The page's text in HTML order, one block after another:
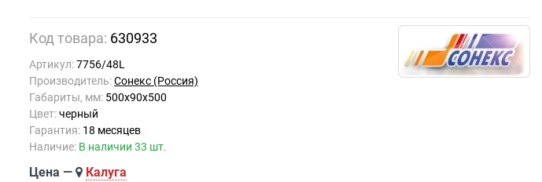
Код товара: 630933
Артикул:7756/48L
Производитель:Сонекс (Россия)
Габариты, мм: 500x90x500
Цвет:черный
Гарантия: 18 месяцев
Наличие: В наличии 33 шт.
Цена — Калуга